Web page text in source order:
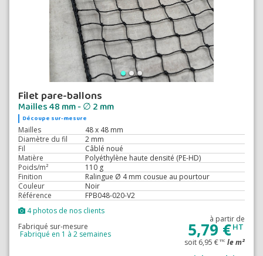
Filet pare-ballons
Mailles 48 mm - ∅ 2 mm
Découpe sur-mesure
Mailles
48 x 48 mm
Diamètre du fil
2 mm
Fil
Câblé noué
Matière
Polyéthylène haute densité (PE-HD)
Poids/m²
110 g
Finition
Ralingue Ø 4 mm cousue au pourtour
Couleur
Noir
Référence
FPB048-020-V2
4 photos de nos clients
à partir de
5,79 €HT
soit 6,95 € TTC le m²
Fabriqué sur-mesure
Fabriqué en 1 à 2 semaines